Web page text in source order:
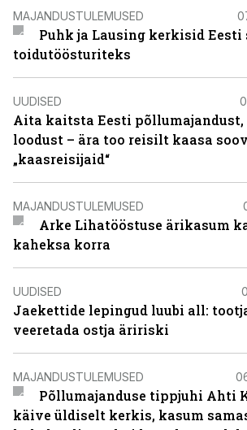
MAJANDUSTULEMUSED
Puhk ja Lausing kerkisid
toidutöösturiteks
UUDISED
Aita kaitsta Eesti põllumajandust,
loodust – ära too reisilt kaasa
„kaasreisijaid“
MAJANDUSTULEMUSED
Arke Lihatööstuse ärikasum
kaheksa korra
UUDISED
Jaekettide lepingud luubi all:
veeretada ostja äririski
MAJANDUSTULEMUSED
Põllumajanduse tippjuhi Ahti
käive üldiselt kerkis, kasum